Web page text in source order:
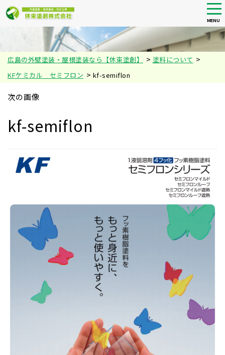
main
content
MENU
広島の外壁塗装・屋根塗装なら【休束塗創】 > 塗料について >
KFケミカル セミフロン > kf-semiflon
次の画像
kf-semiflon